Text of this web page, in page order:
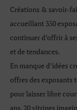
Créations & savoir-
accueillant 350
continuer d’offrir à
et de tendances.
En manque d’idées
offres des exposants
pour laisser libre
ans, 20 vitrines